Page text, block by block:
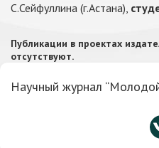
С.Сейфуллина (г.Астана),
Публикации в проектах
отсутствуют.
Научный журнал